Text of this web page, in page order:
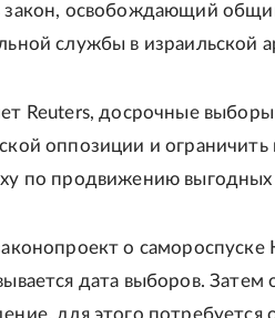
закон, освобождающий
службы в израильской
Reuters, досрочные
оппозиции и
по продвижению выгодных
о самороспуске
дата выборов. Затем
для этого